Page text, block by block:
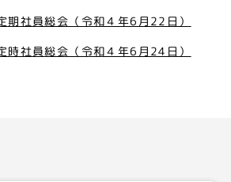
期社員総会（令和４年6月22日）
時社員総会（令和４年6月24日）